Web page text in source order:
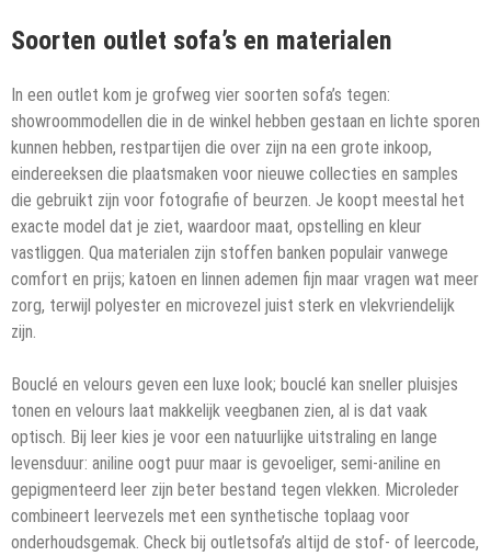
Soorten outlet sofa’s en materialen
In een outlet kom je grofweg vier soorten sofa’s tegen:
showroommodellen die in de winkel hebben gestaan en lichte sporen
kunnen hebben, restpartijen die over zijn na een grote inkoop,
eindereeksen die plaatsmaken voor nieuwe collecties en samples
die gebruikt zijn voor fotografie of beurzen. Je koopt meestal het
exacte model dat je ziet, waardoor maat, opstelling en kleur
vastliggen. Qua materialen zijn stoffen banken populair vanwege
comfort en prijs; katoen en linnen ademen fijn maar vragen wat meer
zorg, terwijl polyester en microvezel juist sterk en vlekvriendelijk
zijn.
Bouclé en velours geven een luxe look; bouclé kan sneller pluisjes
tonen en velours laat makkelijk veegbanen zien, al is dat vaak
optisch. Bij leer kies je voor een natuurlijke uitstraling en lange
levensduur: aniline oogt puur maar is gevoeliger, semi-aniline en
gepigmenteerd leer zijn beter bestand tegen vlekken. Microleder
combineert leervezels met een synthetische toplaag voor
onderhoudsgemak. Check bij outletsofa’s altijd de stof- of leercode,